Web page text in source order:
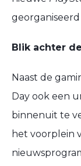
Blik achter
Naast de
Day ook een
binnenuit te
het voorplein